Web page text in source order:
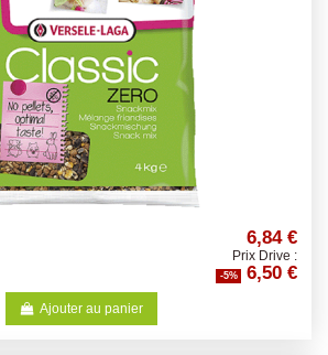
6,84 €
Prix Drive :
-5% 6,50 €
Ajouter au panier